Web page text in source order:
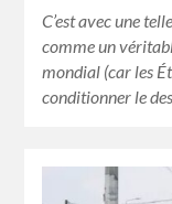
C’est avec une
comme un
mondial (car les
conditionner le